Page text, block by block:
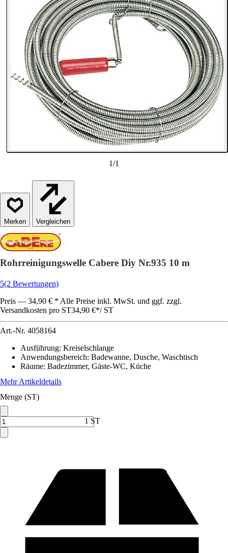
1/1
Vergleichen
Rohrreinigungswelle Cabere Diy Nr.935 10 m
5(2 Bewertungen)
Preis — 34,90 € * Alle Preise inkl. MwSt. und ggf. zzgl.
Versandkosten pro ST34,90 €*/ ST
Art.-Nr. 4058164
Ausführung: Kreiselschlange
Anwendungsbereich: Badewanne, Dusche, Waschtisch
Räume: Badezimmer, Gäste-WC, Küche
Mehr Artikeldetails
Menge (ST)
1 ST